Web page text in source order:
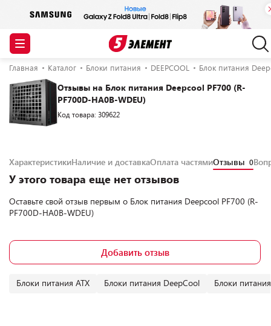
Главная Каталог Блоки питания DEEPCOOL Блок питания
Отзывы на Блок питания Deepcool PF700 (R-
PF700D-HA0B-WDEU)
Код товара: 309622
ХарактеристикиНаличие и доставкаОплата частямиОтзывы 0
У этого товара еще нет отзывов
Оставьте свой отзыв первым о Блок питания Deepcool PF700 (R-
PF700D-HA0B-WDEU)
Добавить отзыв
Блоки питания ATX Блоки питания DeepCool Блоки